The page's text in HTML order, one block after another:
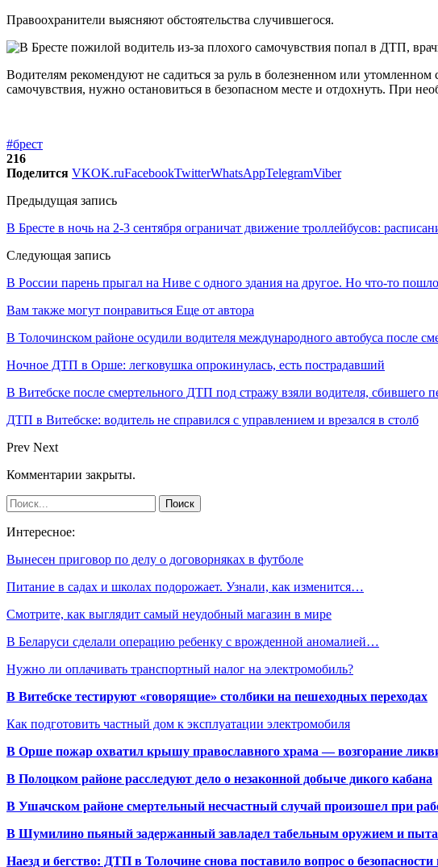
Правоохранители выясняют обстоятельства случившегося.
Водителям рекомендуют не садиться за руль в болезненном или
самочувствия, нужно остановиться в безопасном месте и отдохнуть. При
#брест
216
Поделится VKOK.ruFacebookTwitterWhatsAppTelegramViber
Предыдущая запись
В Бресте в ночь на 2-3 сентября ограничат движение троллейбусов:
Следующая запись
В России парень прыгал на Ниве с одного здания на другое. Но что-то
Вам также могут понравиться Еще от автора
В Толочинском районе осудили водителя международного автобуса после
Ночное ДТП в Орше: легковушка опрокинулась, есть пострадавший
В Витебске после смертельного ДТП под стражу взяли водителя, сбившего
ДТП в Витебске: водитель не справился с управлением и врезался в столб
Prev Next
Комментарии закрыты.
Интересное:
Вынесен приговор по делу о договорняках в футболе
Питание в садах и школах подорожает. Узнали, как изменится…
Смотрите, как выглядит самый неудобный магазин в мире
В Беларуси сделали операцию ребенку с врожденной аномалией…
Нужно ли оплачивать транспортный налог на электромобиль?
В Витебске тестируют «говорящие» столбики на пешеходных переходах
Как подготовить частный дом к эксплуатации электромобиля
В Орше пожар охватил крышу православного храма — возгорание
В Полоцком районе расследуют дело о незаконной добыче дикого кабана
В Ушачском районе смертельный несчастный случай произошел при
В Шумилино пьяный задержанный завладел табельным оружием и
Наезд и бегство: ДТП в Толочине снова поставило вопрос о безопасности